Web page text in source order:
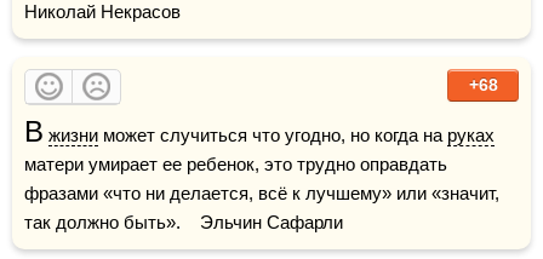
Николай Некрасов
+68
В жизни может случиться что угодно, но когда на руках
матери умирает ее ребенок, это трудно оправдать
фразами «что ни делается, всё к лучшему» или «значит,
так должно быть».    Эльчин Сафарли